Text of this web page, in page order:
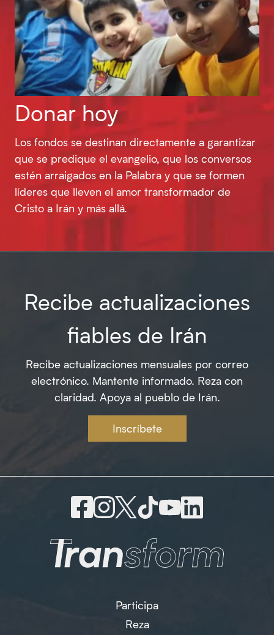
Donar hoy
Los fondos se destinan directamente a garantizar
que se predique el evangelio, que los conversos
estén arraigados en la Palabra y que se formen
líderes que lleven el amor transformador de
Cristo a Irán y más allá.
Recibe actualizaciones
fiables de Irán
Recibe actualizaciones mensuales por correo
electrónico. Mantente informado. Reza con
claridad. Apoya al pueblo de Irán.
Inscríbete
Participa
Reza